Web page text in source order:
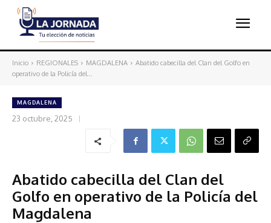
Inicio REGIONALES MAGDALENA
Abatido cabecilla del Clan del Golfo en
operativo de la Policía del...
MAGDALENA
23 octubre, 2025
Abatido cabecilla del Clan del
Golfo en operativo de la Policía del
Magdalena